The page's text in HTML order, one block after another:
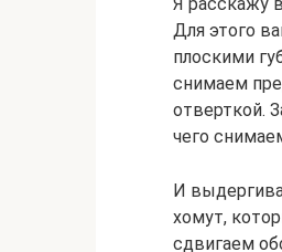
Для этого
плоскими
снимаем
отверткой.
чего
И
хомут,
сдвигаем